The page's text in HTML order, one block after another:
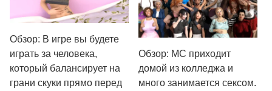
Обзор: В игре вы будете
играть за человека,
который балансирует на
грани скуки прямо перед
Обзор: MC приходит
домой из колледжа и
много занимается сексом.